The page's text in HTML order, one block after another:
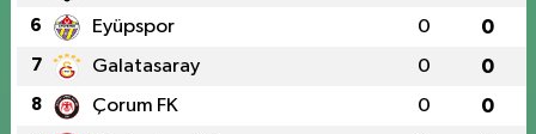
6 Eyüpspor 0 0
7 Galatasaray 0 0
8 Çorum FK 0 0